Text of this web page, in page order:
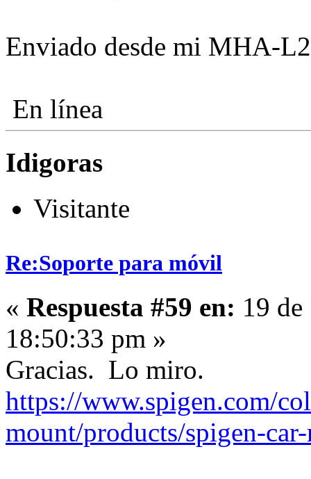
Enviado desde mi MHA-
En línea
Idigoras
Visitante
Re:Soporte para móvil
« Respuesta #59 en: 19
18:50:33 pm »
Gracias. Lo miro.
https://www.spigen.com/
mount/products/spigen-